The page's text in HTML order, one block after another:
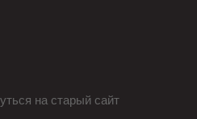
на старый сайт